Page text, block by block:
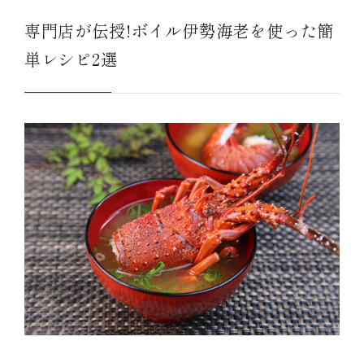
専門店が伝授!ボイル伊勢海老を使った簡
単レシピ2選